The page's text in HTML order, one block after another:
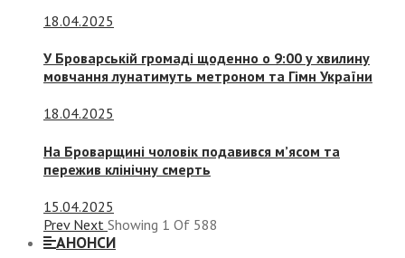
18.04.2025
У Броварській громаді щоденно о 9:00 у хвилину
мовчання лунатимуть метроном та Гімн України
18.04.2025
На Броварщині чоловік подавився м’ясом та
пережив клінічну смерть
15.04.2025
Prev Next Showing 1 Of 588
АНОНСИ